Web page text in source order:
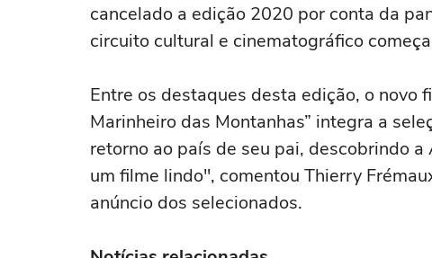
cancelado a edição 2020 por conta da
circuito cultural e cinematográfico
Entre os destaques desta edição, o novo
Marinheiro das Montanhas” integra a
retorno ao país de seu pai, descobrindo
um filme lindo", comentou Thierry
anúncio dos selecionados.